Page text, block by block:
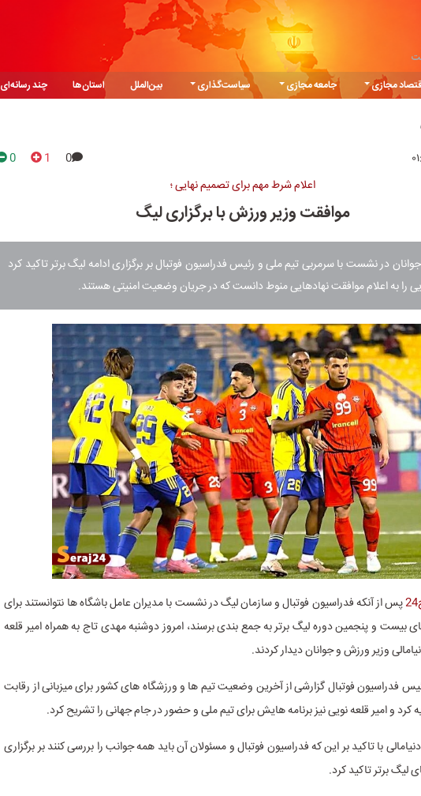
مجازی جامعه مجازی سیاست‌گذاری بین‌الملل استان‌ها
چند رسانه‌ای
0
1
0
اعلام شرط مهم برای تصمیم نهایی ؛
موافقت وزیر ورزش با برگزاری لیگ
در نشست با سرمربی تیم ملی و رئیس فدراسیون فوتبال بر برگزاری ادامه لیگ برتر تاکید کرد
را به اعلام موافقت نهادهایی منوط دانست که در جریان وضعیت امنیتی هستند.
پس از آنکه فدراسیون فوتبال و سازمان لیگ در نشست با مدیران عامل باشگاه ها نتوانستند برای
بیست و پنجمین دوره لیگ برتر به جمع بندی برسند، امروز دوشنبه مهدی تاج به همراه امیر قلعه
وزیر ورزش و جوانان دیدار کردند.
فدراسیون فوتبال گزارشی از آخرین وضعیت تیم ها و ورزشگاه های کشور برای میزبانی از رقابت
کرد و امیر قلعه نویی نیز برنامه هایش برای تیم ملی و حضور در جام جهانی را تشریح کرد.
با تاکید بر این که فدراسیون فوتبال و مسئولان آن باید همه جوانب را بررسی کنند بر برگزاری
لیگ برتر تاکید کرد.